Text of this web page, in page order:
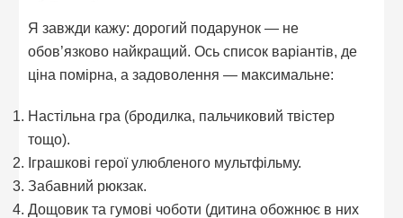
Я завжди кажу: дорогий подарунок — не
обов’язково найкращий. Ось список варіантів, де
ціна помірна, а задоволення — максимальне:
Настільна гра (бродилка, пальчиковий твістер
тощо).
Іграшкові герої улюбленого мультфільму.
Забавний рюкзак.
Дощовик та гумові чоботи (дитина обожнює в них